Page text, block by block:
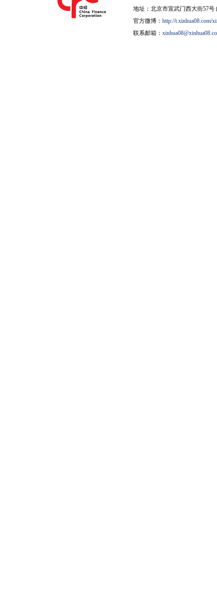
地址：北京市宣武门西大街57号
官方微博： http://t.xinhua08.com/
联系邮箱：